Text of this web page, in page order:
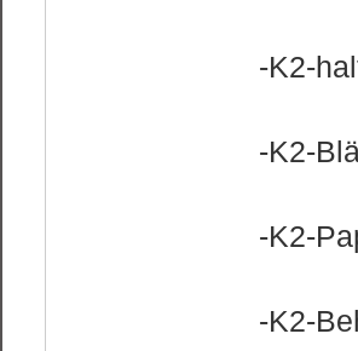
-K2-
-K2-
-K2-
-K2-